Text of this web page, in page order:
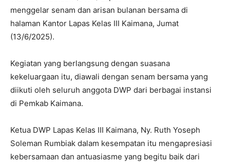
menggelar senam dan arisan bulanan bersama di
halaman Kantor Lapas Kelas III Kaimana, Jumat
(13/6/2025).
Kegiatan yang berlangsung dengan suasana
kekeluargaan itu, diawali dengan senam bersama yang
diikuti oleh seluruh anggota DWP dari berbagai instansi
di Pemkab Kaimana.
Ketua DWP Lapas Kelas III Kaimana, Ny. Ruth Yoseph
Soleman Rumbiak dalam kesempatan itu mengapresiasi
kebersamaan dan antuasiasme yang begitu baik dari